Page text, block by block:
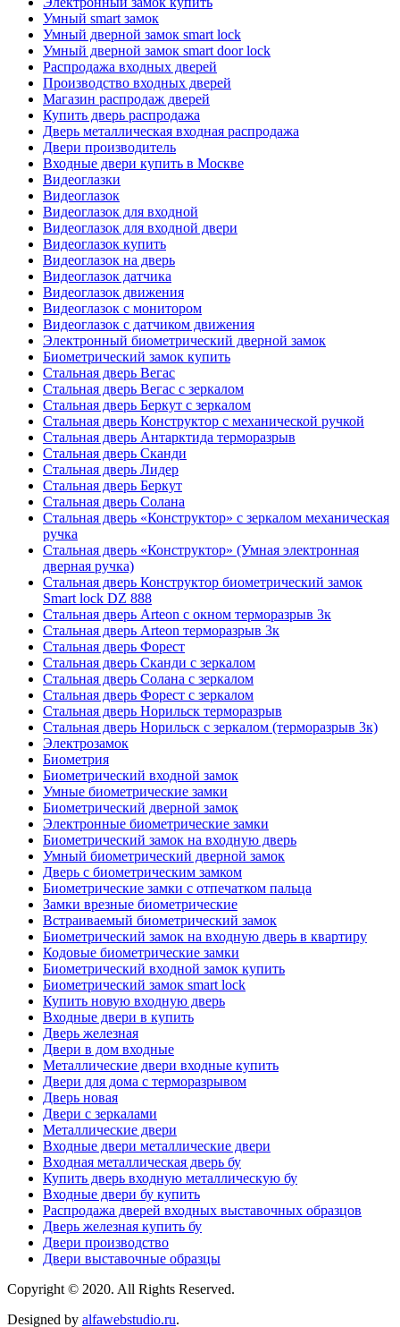
Умный smart замок
Умный дверной замок smart lock
Умный дверной замок smart door lock
Распродажа входных дверей
Производство входных дверей
Магазин распродаж дверей
Купить дверь распродажа
Дверь металлическая входная распродажа
Двери производитель
Входные двери купить в Москве
Видеоглазки
Видеоглазок
Видеоглазок для входной
Видеоглазок для входной двери
Видеоглазок купить
Видеоглазок на дверь
Видеоглазок датчика
Видеоглазок движения
Видеоглазок с монитором
Видеоглазок с датчиком движения
Электронный биометрический дверной замок
Биометрический замок купить
Стальная дверь Вегас
Стальная дверь Вегас с зеркалом
Стальная дверь Беркут с зеркалом
Стальная дверь Конструктор с механической ручкой
Стальная дверь Антарктида терморазрыв
Стальная дверь Сканди
Стальная дверь Лидер
Стальная дверь Беркут
Стальная дверь Солана
Стальная дверь «Конструктор» с зеркалом механическая
ручка
Стальная дверь «Конструктор» (Умная электронная
дверная ручка)
Стальная дверь Конструктор биометрический замок
Smart lock DZ 888
Стальная дверь Arteon с окном терморазрыв 3к
Стальная дверь Arteon терморазрыв 3к
Стальная дверь Форест
Стальная дверь Сканди с зеркалом
Стальная дверь Солана с зеркалом
Стальная дверь Форест с зеркалом
Стальная дверь Норильск терморазрыв
Стальная дверь Норильск с зеркалом (терморазрыв 3к)
Электрозамок
Биометрия
Биометрический входной замок
Умные биометрические замки
Биометрический дверной замок
Электронные биометрические замки
Биометрический замок на входную дверь
Умный биометрический дверной замок
Дверь с биометрическим замком
Биометрические замки с отпечатком пальца
Замки врезные биометрические
Встраиваемый биометрический замок
Биометрический замок на входную дверь в квартиру
Кодовые биометрические замки
Биометрический входной замок купить
Биометрический замок smart lock
Купить новую входную дверь
Входные двери в купить
Дверь железная
Двери в дом входные
Металлические двери входные купить
Двери для дома с терморазрывом
Дверь новая
Двери с зеркалами
Металлические двери
Входные двери металлические двери
Входная металлическая дверь бу
Купить дверь входную металлическую бу
Входные двери бу купить
Распродажа дверей входных выставочных образцов
Дверь железная купить бу
Двери производство
Двери выставочные образцы
Copyright © 2020. All Rights Reserved.
Designed by alfawebstudio.ru.